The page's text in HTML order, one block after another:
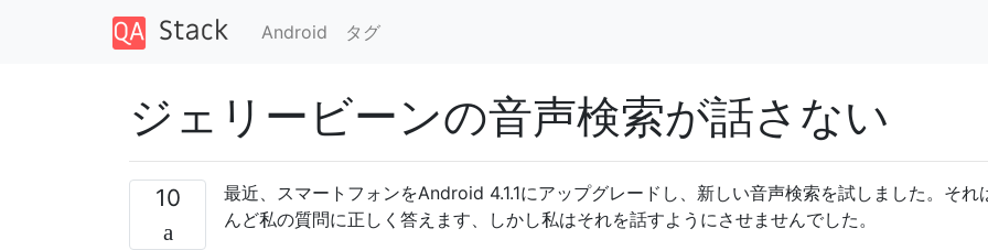
Android タグ
ジェリービーンの音声検索が話さない
10
最近、スマートフォンをAndroid 4.1.1にアップグレードし、新しい音声検索を試しました。それ
んど私の質問に正しく答えます、しかし私はそれを話すようにさせませんでした。